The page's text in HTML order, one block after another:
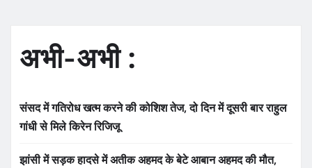
अभी-अभी :
संसद में गतिरोध खत्म करने की कोशिश तेज, दो दिन में दूसरी बार राहुल
गांधी से मिले किरेन रिजिजू
झांसी में सड़क हादसे में अतीक अहमद के बेटे आबान अहमद की मौत,